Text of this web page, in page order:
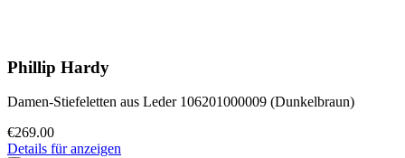
Phillip Hardy
Damen-Stiefeletten aus Leder 106201000009 (Dunkelbraun)
€269.00
Details für anzeigen